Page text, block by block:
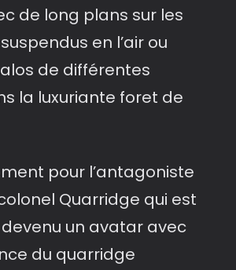
de long plans sur les
en l’air ou
de différentes
la luxuriante foret de
pour l’antagoniste
Quarridge qui est
un avatar avec
du quarridge